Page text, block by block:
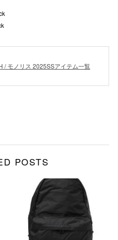
/ モノリス 2025SSアイテム一覧
POSTS